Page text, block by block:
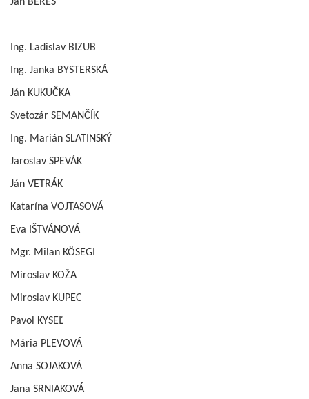
Ing. Ladislav BIZUB
Ing. Janka BYSTERSKÁ
Ján KUKUČKA
Svetozár SEMANČÍK
Ing. Marián SLATINSKÝ
Jaroslav SPEVÁK
Ján VETRÁK
Katarína VOJTASOVÁ
Eva IŠTVÁNOVÁ
Mgr. Milan KÖSEGI
Miroslav KOŽA
Miroslav KUPEC
Pavol KYSEĽ
Mária PLEVOVÁ
Anna SOJAKOVÁ
Jana SRNIAKOVÁ